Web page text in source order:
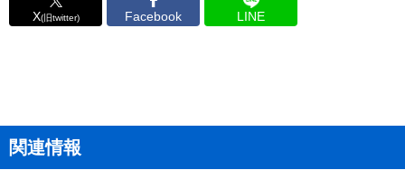
X(旧twitter) Facebook LINE
関連情報